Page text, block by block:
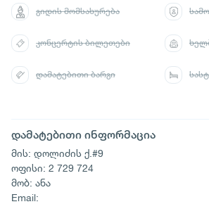
დამატებითი ინფორმაცია
მის: დოლიძის ქ.#9
ოფისი: 2 729 724
მობ: ანა
Email:
გიდის მომსახურება
კონცერტის ბილეთები
დამატებითი ბარგი